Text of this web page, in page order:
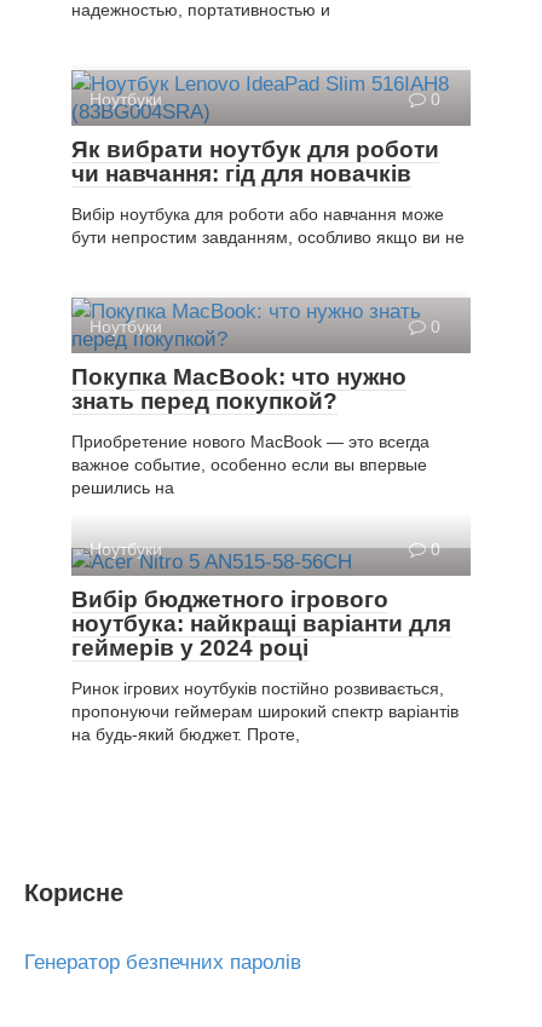
надежностью, портативностью и
Ноутбуки 0
Як вибрати ноутбук для роботи
чи навчання: гід для новачків
Вибір ноутбука для роботи або навчання може
бути непростим завданням, особливо якщо ви не
Ноутбуки 0
Покупка MacBook: что нужно
знать перед покупкой?
Приобретение нового MacBook — это всегда
важное событие, особенно если вы впервые
решились на
Ноутбуки 0
Вибір бюджетного ігрового
ноутбука: найкращі варіанти для
геймерів у 2024 році
Ринок ігрових ноутбуків постійно розвивається,
пропонуючи геймерам широкий спектр варіантів
на будь-який бюджет. Проте,
Корисне
Генератор безпечних паролів